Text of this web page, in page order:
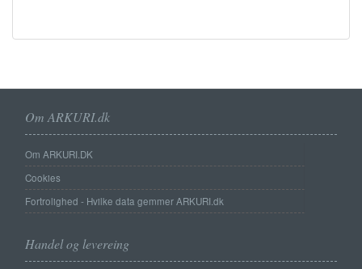
Om ARKURI.dk
Om ARKURI.DK
Cookies
Fortrolighed - Hvilke data gemmer ARKURI.dk
Handel og levereing